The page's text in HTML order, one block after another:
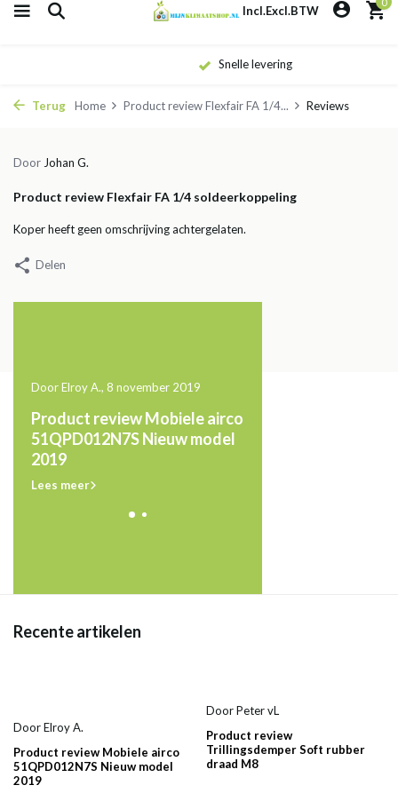
Incl.Excl.BTW
Snelle levering
Terug Home Product review Flexfair FA 1/4... Reviews
Door Johan G.
Product review Flexfair FA 1/4 soldeerkoppeling
Koper heeft geen omschrijving achtergelaten.
Delen
Door Elroy A., 8 november 2019
Product review Mobiele airco
51QPD012N7S Nieuw model
2019
Lees meer
Recente artikelen
DoorElroy A.
Product review Mobiele airco
51QPD012N7S Nieuw model
2019
DoorPeter vL
Product review
Trillingsdemper Soft rubber
draad M8